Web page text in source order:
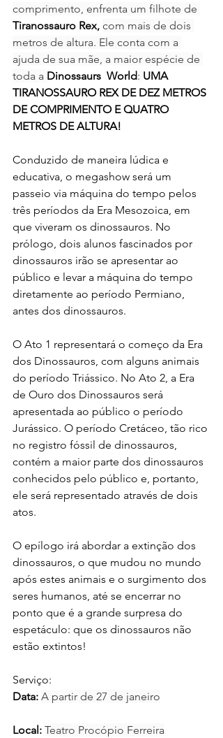
comprimento, enfrenta um filhote de
Tiranossauro Rex, com mais de dois
metros de altura. Ele conta com a
ajuda de sua mãe, a maior espécie de
toda a Dinossaurs  World: UMA
TIRANOSSAURO REX DE DEZ METROS
DE COMPRIMENTO E QUATRO
METROS DE ALTURA!
Conduzido de maneira lúdica e
educativa, o megashow será um
passeio via máquina do tempo pelos
três períodos da Era Mesozoica, em
que viveram os dinossauros. No
prólogo, dois alunos fascinados por
dinossauros irão se apresentar ao
público e levar a máquina do tempo
diretamente ao período Permiano,
antes dos dinossauros.
O Ato 1 representará o começo da Era
dos Dinossauros, com alguns animais
do período Triássico. No Ato 2, a Era
de Ouro dos Dinossauros será
apresentada ao público o período
Jurássico. O período Cretáceo, tão rico
no registro fóssil de dinossauros,
contém a maior parte dos dinossauros
conhecidos pelo público e, portanto,
ele será representado através de dois
atos.
O epílogo irá abordar a extinção dos
dinossauros, o que mudou no mundo
após estes animais e o surgimento dos
seres humanos, até se encerrar no
ponto que é a grande surpresa do
espetáculo: que os dinossauros não
estão extintos!
Serviço:
Data: A partir de 27 de janeiro
Local: Teatro Procópio Ferreira